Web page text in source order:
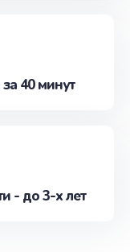
40 минут
- до 3-х лет